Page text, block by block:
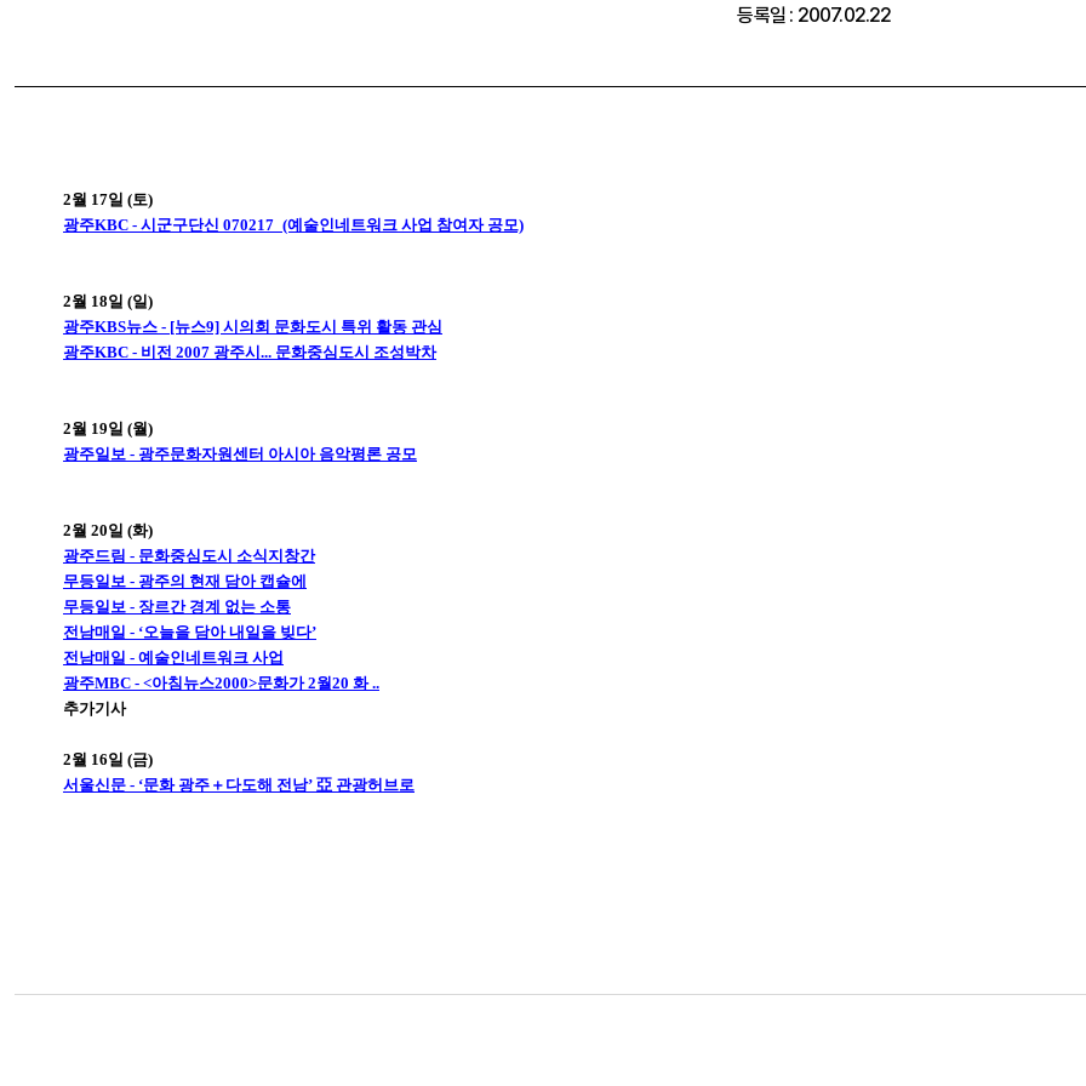
등록일 : 2007.02.22
2월 17일 (토)
광주KBC - 시군구단신 070217_(예술인네트워크 사업 참여자 공모)
2월 18일 (일)
광주KBS뉴스 - [뉴스9] 시의회 문화도시 특위 활동 관심
광주KBC - 비전 2007 광주시... 문화중심도시 조성박차
2월 19일 (월)
광주일보 - 광주문화자원센터 아시아 음악평론 공모
2월 20일 (화)
광주드림 - 문화중심도시 소식지창간
무등일보 - 광주의 현재 담아 캡슐에
무등일보 - 장르간 경계 없는 소통
전남매일 - ‘오늘을 담아 내일을 빚다’
전남매일 - 예술인네트워크 사업
광주MBC - <아침뉴스2000>문화가 2월20 화 ..
추가기사
2월 16일 (금)
서울신문 - ‘문화 광주＋다도해 전남’ 亞 관광허브로